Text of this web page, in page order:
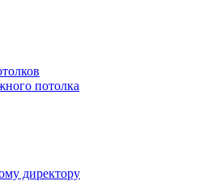
потолка
директору